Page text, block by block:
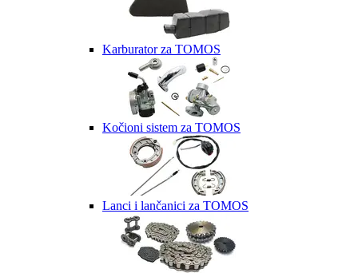
Karburator za TOMOS
Kočioni sistem za TOMOS
Lanci i lančanici za TOMOS